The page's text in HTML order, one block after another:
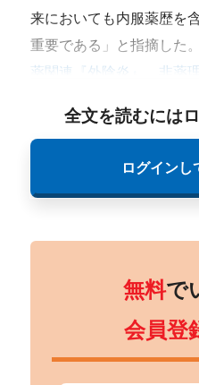
来においても内服薬歴を
重要である」と指摘した
薬関連『外陰炎』、非薬
全文を読むには
ログインし
無料で
会員登